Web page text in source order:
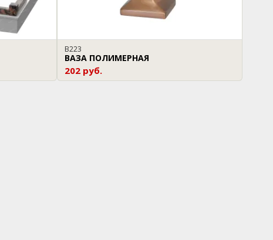
В223
ВАЗА ПОЛИМЕРНАЯ
202 руб.